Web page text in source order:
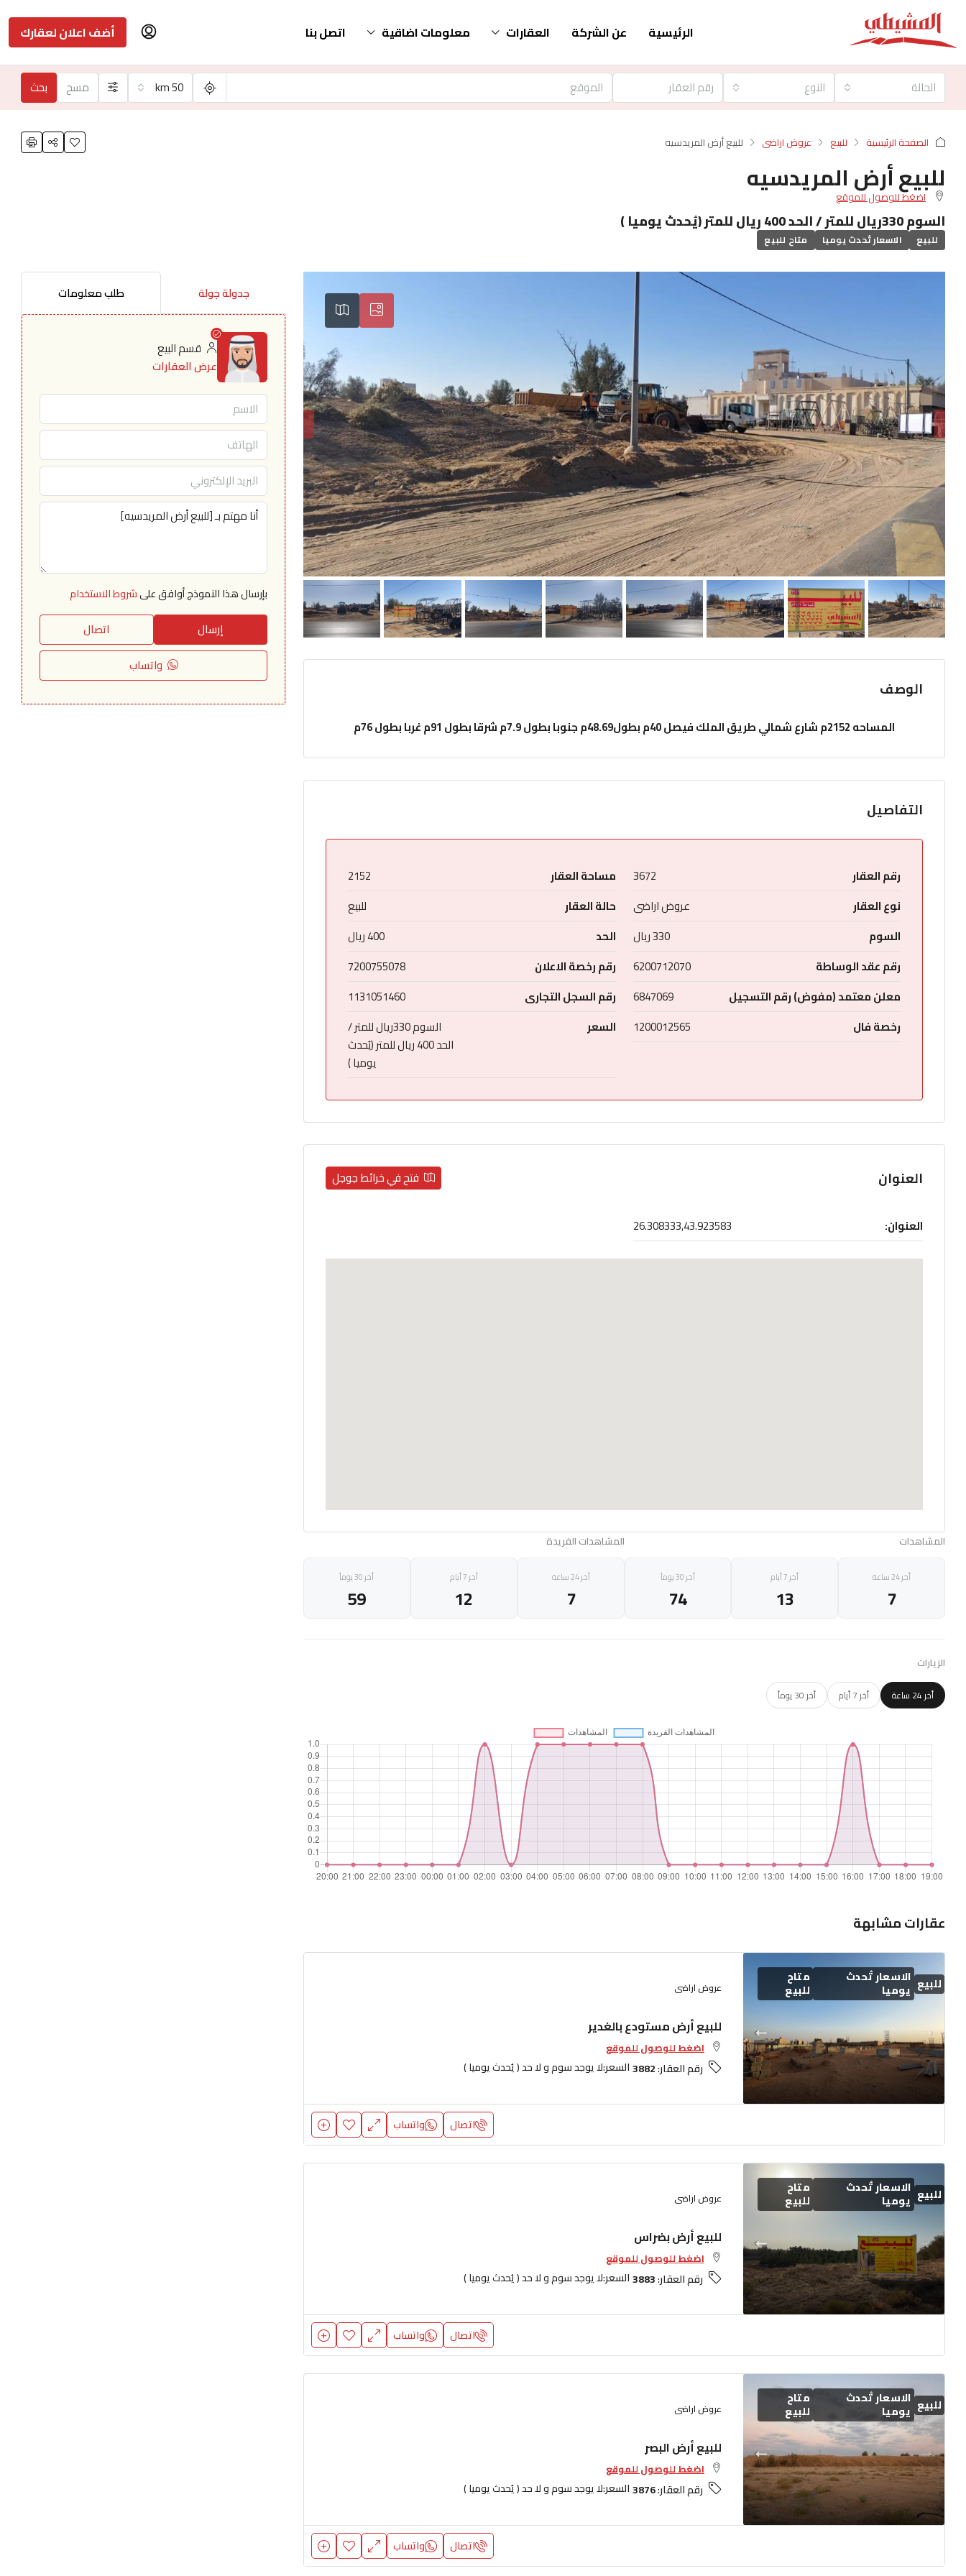
الرئيسية عن الشركة العقارات معلومات اضاقية اتصل بنا أضف اعلان لعقارك
الحالة النوع 50 km مسح بحث
الصفحة الرئيسية للبيع عروض اراضى للبيع أرض المريدسيه
للبيع أرض المريدسيه
اضغط للوصول للموقع
السوم 330ريال للمتر / الحد 400 ريال للمتر (يُحدث يوميا )
للبيع الاسعار تُحدث يوميا متاح للبيع
الوصف
المساحه 2152م شارع شمالي طريق الملك فيصل 40م بطول48.69م جنوبا بطول 7.9م شرقا بطول 91م غربا بطول 76م
التفاصيل
رقم العقار 3672 مساحة العقار
2152
نوع العقار
عروض اراضى حالة العقار
للبيع
السوم
330 ريال الحد
400 ريال
رقم عقد الوساطة
6200712070 رقم رخصة الاعلان
7200755078
معلن معتمد (مفوض) رقم التسجيل
6847069 رقم السجل التجارى
1131051460
رخصة فال
1200012565 السعر
السوم 330ريال للمتر /
الحد 400 ريال للمتر (يُحدث
يوميا )
العنوان فتح في خرائط جوجل
العنوان: 26.308333,43.923583
المشاهدات
أخر 24 ساعة
7
أخر 7 أيام
13
أخر 30 يوماً
74
المشاهدات الفريدة
أخر 24 ساعة
7
أخر 7 أيام
12
أخر 30 يوماً
59
الزيارات
أخر 24 ساعة أخر 7 أيام أخر 30 يوماً
عقارات مشابهة
للبيع الاسعار تُحدث
يوميا
متاح
للبيع عروض اراضى
للبيع أرض مستودع بالغدير
اضغط للوصول للموقع
رقم العقار:3882السعر:لا يوجد سوم و لا حد ( يُحدث يوميا )
اتصال واتساب
للبيع الاسعار تُحدث
يوميا
متاح
للبيع عروض اراضى
للبيع أرض بضراس
اضغط للوصول للموقع
رقم العقار:3883السعر:لا يوجد سوم و لا حد ( يُحدث يوميا )
اتصال واتساب
للبيع الاسعار تُحدث
يوميا
متاح
للبيع عروض اراضى
للبيع أرض البصر
اضغط للوصول للموقع
رقم العقار:3876السعر:لا يوجد سوم و لا حد ( يُحدث يوميا )
اتصال واتساب
جدولة جولة طلب معلومات
قسم البيع
عرض العقارات
بإرسال هذا النموذج أوافق علىشروط الاستخدام
إرسال
اتصال
واتساب